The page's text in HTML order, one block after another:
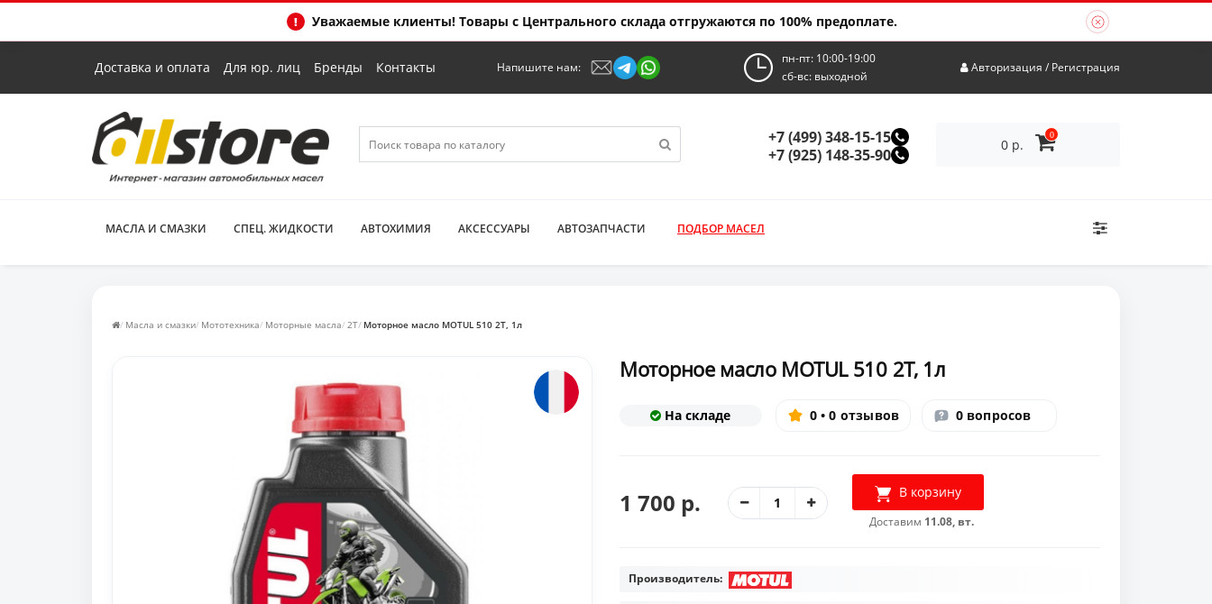
Уважаемые клиенты! Товары с Центрального склада отгружаются по 100% предоплате.
Доставка и оплата Для юр. лиц Бренды Контакты Напишите нам:
пн-пт: 10:00-19:00
сб-вс: выходной
Авторизация / Регистрация
+7 (499) 348-15-15
+7 (925) 148-35-90
0 р.
0
МАСЛА И СМАЗКИ СПЕЦ. ЖИДКОСТИ АВТОХИМИЯ АКСЕССУАРЫ АВТОЗАПЧАСТИ ПОДБОР МАСЕЛ
Масла и смазки Мототехника Моторные масла 2T Моторное масло MOTUL 510 2T, 1л
Моторное масло MOTUL 510 2T, 1л
На складе 0 • 0 отзывов 0 вопросов
1 700 р. В корзину
Доставим 11.08, вт.
Производитель: